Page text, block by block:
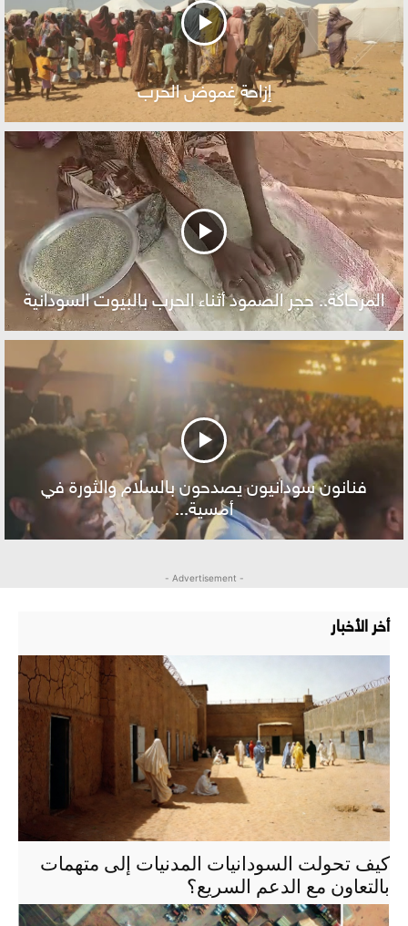
إزاحة غموض الحرب
المرحاكة.. حجر الصمود أثناء الحرب بالبيوت السودانية
فنانون سودانيون يصدحون بالسلام والثورة في
أمسية...
- Advertisement -
أخر الأخبار
كيف تحولت السودانيات المدنيات إلى متهمات
بالتعاون مع الدعم السريع؟